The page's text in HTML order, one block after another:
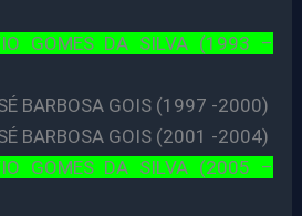
GOMES DA SILVA (1993 –
BARBOSA GOIS (1997 -2000)
BARBOSA GOIS (2001 -2004)
GOMES DA SILVA (2005 –